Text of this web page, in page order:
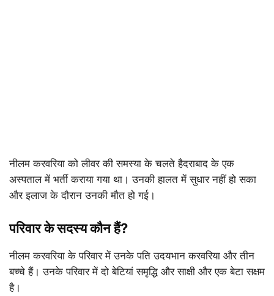
नीलम करवरिया को लीवर की समस्या के चलते हैदराबाद के एक
अस्पताल में भर्ती कराया गया था। उनकी हालत में सुधार नहीं हो सका
और इलाज के दौरान उनकी मौत हो गई।
परिवार के सदस्य कौन हैं?
नीलम करवरिया के परिवार में उनके पति उदयभान करवरिया और तीन
बच्चे हैं। उनके परिवार में दो बेटियां समृद्धि और साक्षी और एक बेटा सक्षम
है।